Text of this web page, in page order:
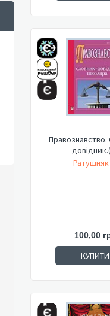
Правознавство.
Ратушняк
100,00
КУПИТИ